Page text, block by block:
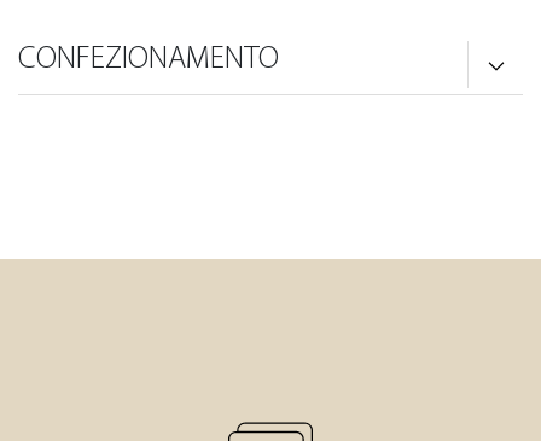
CONFEZIONAMENTO